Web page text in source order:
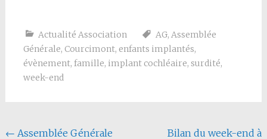
Actualité Association AG, Assemblée
Générale, Courcimont, enfants implantés,
évènement, famille, implant cochléaire, surdité,
week-end
← Assemblée Générale
Bilan du week-end à